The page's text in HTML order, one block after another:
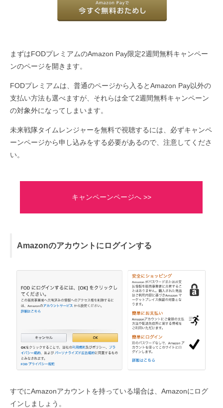
まずはFODプレミアムのAmazon Pay限定2週間無料キャンペー
ンのページを開きます。
FODプレミアムは、普通のページから入るとAmazon Pay以外の
支払い方法も選べますが、それらは全て2週間無料キャンペーン
の対象外になってしまいます。
未来戦隊タイムレンジャーを無料で視聴するには、必ずキャンペ
ーンページから申し込みをする必要があるので、注意してくださ
い。
キャンペーンページへ >>
Amazonのアカウントにログインする
すでにAmazonアカウントを持っている場合は、Amazonにログ
インしましょう。